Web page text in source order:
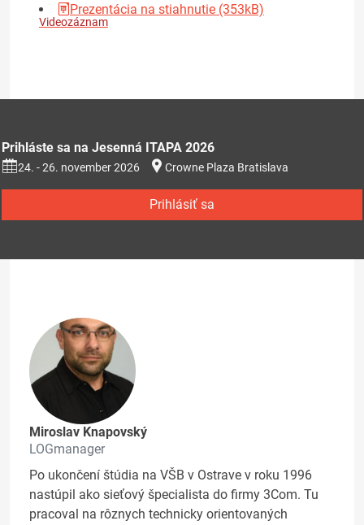
Videozáznam
Prezentácia na stiahnutie (353kB)
Prihláste sa na Jesenná ITAPA 2026
24. - 26. november 2026 Crowne Plaza Bratislava
Prihlásiť sa
Miroslav Knapovský
LOGmanager
Po ukončení štúdia na VŠB v Ostrave v roku 1996
nastúpil ako sieťový špecialista do firmy 3Com. Tu
pracoval na rôznych technicky orientovaných